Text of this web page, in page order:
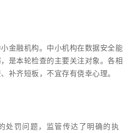
金融机构。中小机构在数据安全能
是本轮检查的主要关注对象。各相
补齐短板，不宜存有侥幸心理。
处罚问题，监管传达了明确的执